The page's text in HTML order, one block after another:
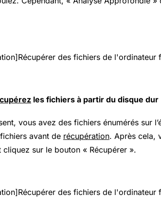
les fichiers à partir du disque dur
vous avez des fichiers énumérés sur
avant de récupération. Après cela,
cliquez sur le bouton « Récupérer ».